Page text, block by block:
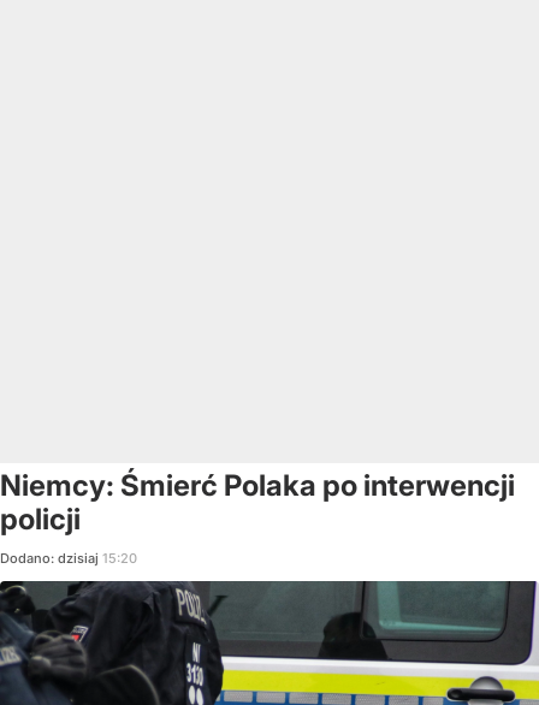
Niemcy: Śmierć Polaka po interwencji
policji
Dodano: dzisiaj 15:20